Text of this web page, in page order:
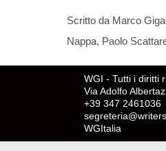
Scritto da Marco
Nappa, Paolo
WGI - Tutti i diritti
Via Adolfo
+39 347 2461036
WGItalia